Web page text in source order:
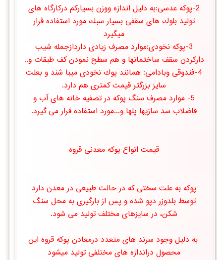
2-پوكه عدسی:به دلیل اندازه ووزن بسیاركم دركارگاه های
تولید بلوك های سقفی بسیار سبك مورد استفاده قرار
میگیرد
3-پوكه نخودی:موارد مصرف زیادی داردازجمله شیب
داركردن سقف ساختمانها و هم سطح نمودن كف طبقات و..
4-فندوقی وبادامی: همانند پوك نخودی میبا شند و بعلت
سایز بزرگتر قیمت کمتری هم دارد.
5- موارد مصرف سنگ پوکه در تصفیه خانه های آب و
فاضلاب سد سازیها پلها و...مورد استفاده قرار می گیرد.
قیمت انواع پوکه معدنی قروه
پوکه به علت سختی که در حالت طبیعی در معدن دارد
توسط بلدوزر دپو شده و پس از بارگیری به محل سنگ
شکن، در سایزهای مختلف تولید می شود.
به دلیل وجود سرند های متعدد درمعادن پوكه قروه این
محصول دراندازه های مختلفی تولید میشود